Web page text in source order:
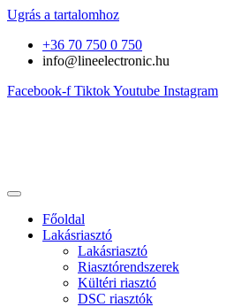
Ugrás a tartalomhoz
+36 70 750 0 750
info@lineelectronic.hu
Facebook-f TiktokYoutube Instagram
Főoldal
Lakásriasztó
Lakásriasztó
Riasztórendszerek
Kültéri riasztó
DSC riasztók